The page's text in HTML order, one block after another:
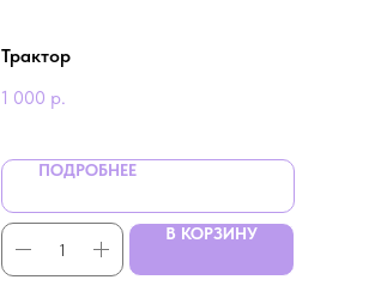
Трактор
1 000 р.
ПОДРОБНЕЕ
В КОРЗИНУ